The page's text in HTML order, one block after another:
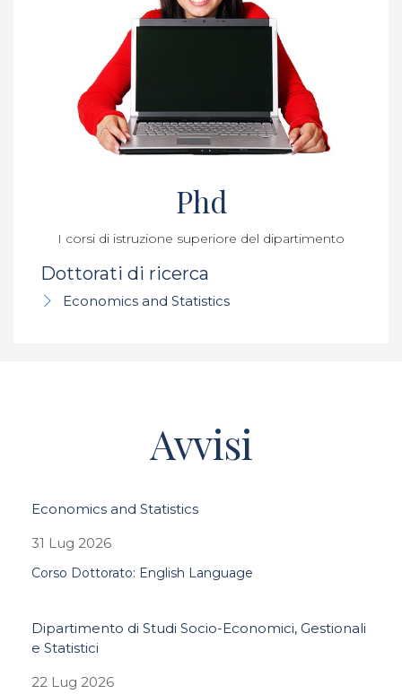
Phd
I corsi di istruzione superiore del dipartimento
Dottorati di ricerca
Economics and Statistics
Avvisi
Economics and Statistics
31 Lug 2026
Corso Dottorato: English Language
Dipartimento di Studi Socio-Economici, Gestionali
e Statistici
22 Lug 2026